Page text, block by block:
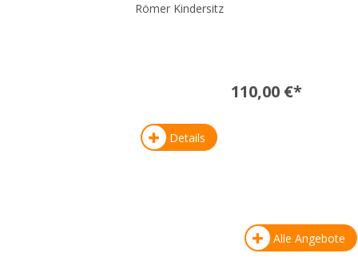
Römer Kindersitz
110,00 €*
Details
Alle Angebote